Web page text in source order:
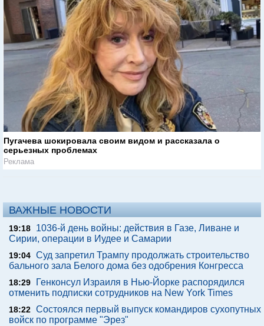
Пугачева шокировала своим видом и рассказала о
серьезных проблемах
Реклама
ВАЖНЫЕ НОВОСТИ
19:18
1036-й день войны: действия в Газе, Ливане и
Сирии, операции в Иудее и Самарии
19:04 Суд запретил Трампу продолжать строительство
бального зала Белого дома без одобрения Конгресса
18:29
Генконсул Израиля в Нью-Йорке распорядился
отменить подписки сотрудников на New York Times
18:22 Состоялся первый выпуск командиров сухопутных
войск по программе "Эрез"